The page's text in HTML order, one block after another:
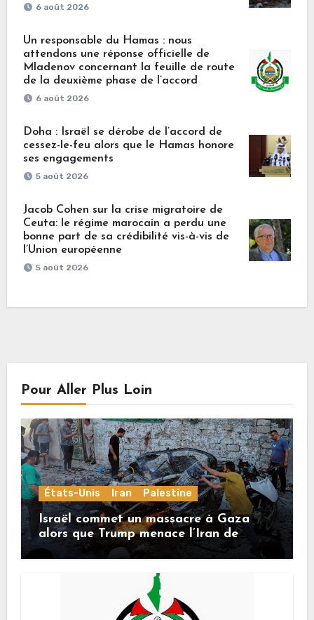
6 août 2026
Un responsable du Hamas : nous
attendons une réponse officielle de
Mladenov concernant la feuille de route
de la deuxième phase de l’accord
6 août 2026
Doha : Israël se dérobe de l’accord de
cessez-le-feu alors que le Hamas honore
ses engagements
5 août 2026
Jacob Cohen sur la crise migratoire de
Ceuta: le régime marocain a perdu une
bonne part de sa crédibilité vis-à-vis de
l’Union européenne
5 août 2026
Pour Aller Plus Loin
États-Unis Iran Palestine
Israël commet un massacre à Gaza
alors que Trump menace l’Iran de
«décapitation»